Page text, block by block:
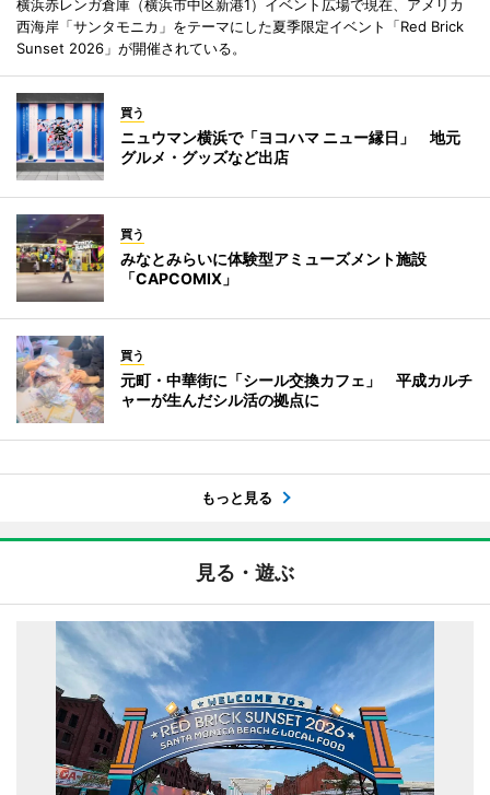
横浜赤レンガ倉庫（横浜市中区新港1）イベント広場で現在、アメリカ
西海岸「サンタモニカ」をテーマにした夏季限定イベント「Red Brick
Sunset 2026」が開催されている。
買う
ニュウマン横浜で「ヨコハマ ニュー縁日」 地元
グルメ・グッズなど出店
買う
みなとみらいに体験型アミューズメント施設
「CAPCOMIX」
買う
元町・中華街に「シール交換カフェ」 平成カルチ
ャーが生んだシル活の拠点に
もっと見る
見る・遊ぶ